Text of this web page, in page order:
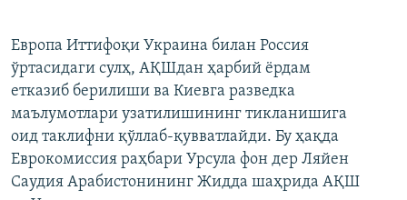
Европа Иттифоқи Украина билан Россия
ўртасидаги сулҳ, АҚШдан ҳарбий ёрдам
етказиб берилиши ва Киевга разведка
маълумотлари узатилишининг тикланишига
оид таклифни қўллаб-қувватлайди. Бу ҳақда
Еврокомиссия раҳбари Урсула фон дер Ляйен
Саудия Арабистонининг Жидда шаҳрида АҚШ